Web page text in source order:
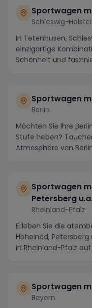
Sportwagen
Schleswig-
In Tetenhusen,
einzigartige
Schönheit und
Sportwagen
Berlin
Möchten Sie Ihre
Stufe heben?
Atmosphäre von
Sportwagen
Petersberg
Rheinland-Pfalz
Erleben Sie die
Höheinöd,
in Rheinland-Pfalz
Sportwagen
Bayern